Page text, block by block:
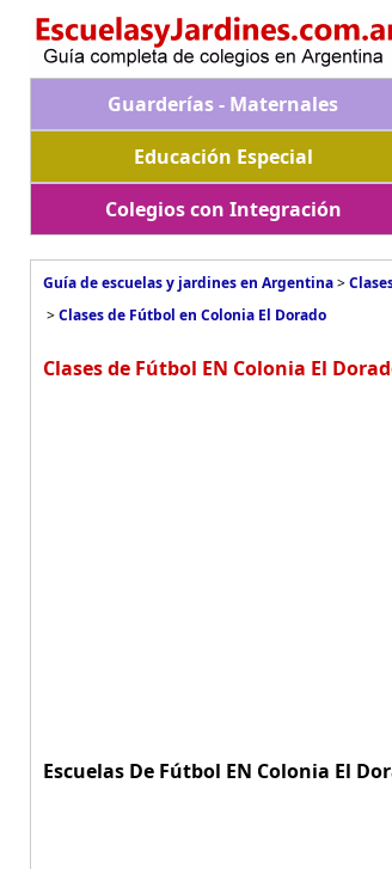
Guarderías - Maternales
Educación Especial
Colegios con Integración
Guía de escuelas y jardines en Argentina>
>Clases de Fútbol en Colonia El Dorado
Clases de Fútbol EN Colonia El
Escuelas De Fútbol EN Colonia El